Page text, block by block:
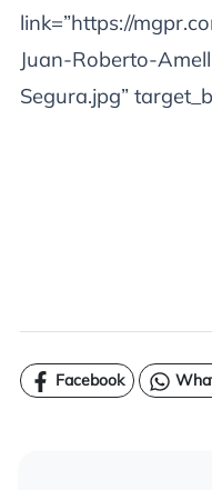
link=”https://
Juan-Roberto-
Segura.jpg”
Facebook